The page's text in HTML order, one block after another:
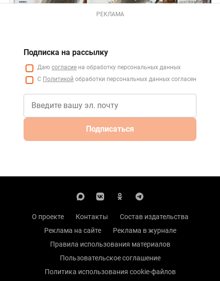
РЕКЛАМА
Подписка на рассылку
Даю согласие на обработку персональных данных
С Политикой обработки персональных данных согласен
Подписаться
О проекте Контакты
Состав издательства
Реклама на сайте
Реклама в журнале
Правила использования материалов
Пользовательское соглашение
Политика использования cookie-файлов